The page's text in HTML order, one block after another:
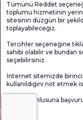
Sayfa içeriği sadece
doktorunuza başvurunuz.
@2026 Grup Florence
Editör: Uğurcan Durmuş -
Tümünü Reddet
toplumu hizmetinin
sitesinin düzgün bir
toplayabileceğiz.
Tercihler seçeneğine
sahibi olabilir ve bundan
seçebilirsiniz.
İnternet sitemizde
kullanıldığını not etmek
Veri sorumlusuna